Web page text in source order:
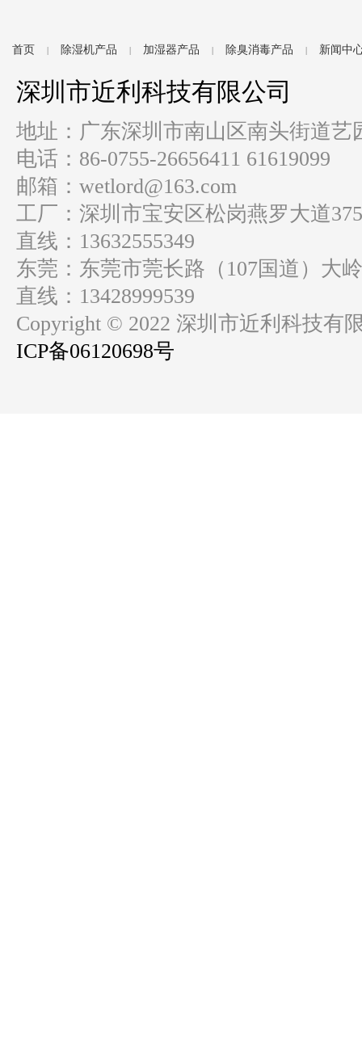
首页 | 除湿机产品 | 加湿器产品 | 除臭消毒产品 | 新闻中
深圳市近利科技有限公司
地址：广东深圳市南山区南头街道艺
电话：86-0755-26656411 61619099
邮箱：wetlord@163.com
工厂：深圳市宝安区松岗燕罗大道
直线：13632555349
东莞：东莞市莞长路（107国道）大
直线：13428999539
Copyright © 2022 深圳市近利科技有
ICP备06120698号